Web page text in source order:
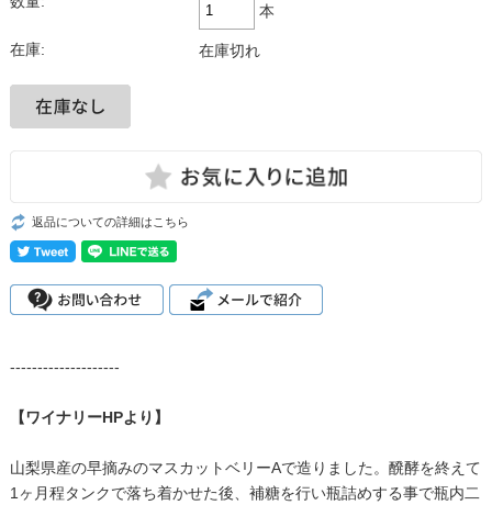
本
在庫: 在庫切れ
返品についての詳細はこちら
--------------------
【ワイナリーHPより】
山梨県産の早摘みのマスカットベリーAで造りました。醗酵を終えて
1ヶ月程タンクで落ち着かせた後、補糖を行い瓶詰めする事で瓶内二